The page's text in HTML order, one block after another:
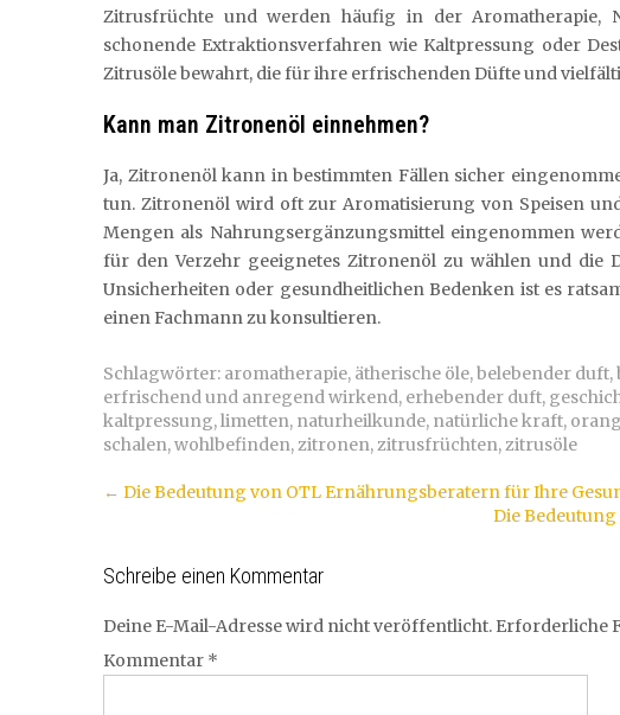
Zitrusfrüchte und werden häufig in der Aromatherapie,
schonende Extraktionsverfahren wie Kaltpressung oder
Zitrusöle bewahrt, die für ihre erfrischenden Düfte und
Kann man Zitronenöl einnehmen?
Ja, Zitronenöl kann in bestimmten Fällen sicher
tun. Zitronenöl wird oft zur Aromatisierung von Speisen
Mengen als Nahrungsergänzungsmittel eingenommen
für den Verzehr geeignetes Zitronenöl zu wählen und die
Unsicherheiten oder gesundheitlichen Bedenken ist es
einen Fachmann zu konsultieren.
Schlagwörter: aromatherapie, ätherische öle,belebender duft,
erfrischend und anregend wirkend, erhebender duft,
kaltpressung,limetten, naturheilkunde, natürliche kraft,
schalen,wohlbefinden, zitronen, zitrusfrüchten, zitrusöle
Artikel-
← Die Bedeutung von OTL Ernährungsberatern für Ihre
Die
Schreibe einen Kommentar
Deine E-Mail-Adresse wird nicht veröffentlicht. Erforderliche
Kommentar *